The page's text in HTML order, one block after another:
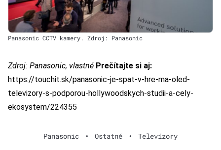
Panasonic CCTV kamery. Zdroj: Panasonic
Zdroj: Panasonic, vlastné Prečítajte si aj:
https://touchit.sk/panasonic-je-spat-v-hre-ma-oled-
televizory-s-podporou-hollywoodskych-studii-a-cely-
ekosystem/224355
Panasonic • Ostatné • Televízory